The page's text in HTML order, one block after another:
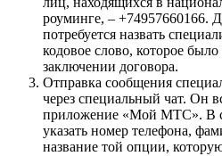
роуминге, – +74957660166.
потребуется назвать
кодовое слово, которое
заключении договора.
Отправка сообщения
через специальный чат. Он
приложение «Мой МТС». В
указать номер телефона,
название той опции,